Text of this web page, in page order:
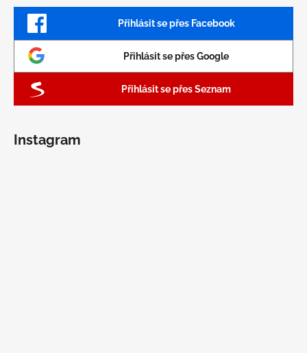
Přihlásit se přes Facebook
Přihlásit se přes Google
Přihlásit se přes Seznam
Instagram